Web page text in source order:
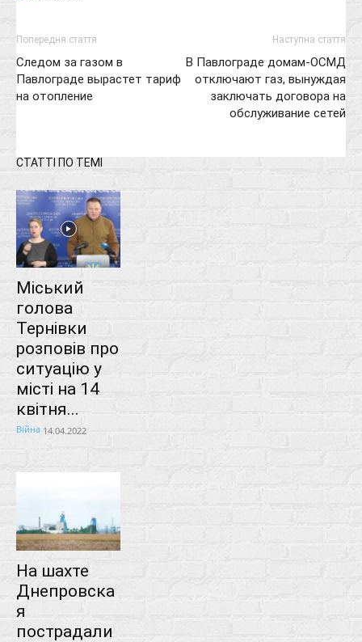
Попередня стаття
Следом за газом в
Павлограде вырастет тариф
на отопление
Наступна стаття
В Павлограде домам-ОСМД
отключают газ, вынуждая
заключать договора на
обслуживание сетей
СТАТТІ ПО ТЕМІ
Міський
голова
Тернівки
розповів про
ситуацію у
місті на 14
квітня...
Війна 14.04.2022
На шахте
Днепровска
я
пострадали